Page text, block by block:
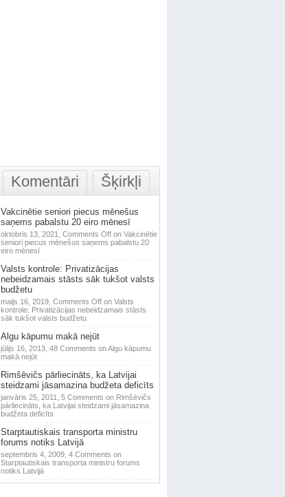
Komentāri Šķirkļi
Vakcinētie seniori piecus mēnešus
saņems pabalstu 20 eiro mēnesī
oktobris 13, 2021, Comments Offon Vakcinētie
seniori piecus mēnešus saņems pabalstu 20
eiro mēnesī
Valsts kontrole: Privatizācijas
nebeidzamais stāsts sāk tukšot valsts
budžetu
maijs 16, 2019, Comments Offon Valsts
kontrole: Privatizācijas nebeidzamais stāsts
sāk tukšot valsts budžetu
Algu kāpumu makā nejūt
jūlijs 16, 2013, 48 Comments on Algu kāpumu
makā nejūt
Rimšēvičs pārliecināts, ka Latvijai
steidzami jāsamazina budžeta deficīts
janvāris 25, 2011, 5 Comments on Rimšēvičs
pārliecināts, ka Latvijai steidzami jāsamazina
budžeta deficīts
Starptautiskais transporta ministru
forums notiks Latvijā
septembris 4, 2009, 4 Comments on
Starptautiskais transporta ministru forums
notiks Latvijā